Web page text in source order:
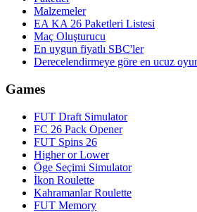
Malzemeler
EA KA 26 Paketleri Listesi
Maç Oluşturucu
En uygun fiyatlı SBC'ler
Derecelendirmeye göre en ucuz
Games
FUT Draft Simulator
FC 26 Pack Opener
FUT Spins 26
Higher or Lower
Öge Seçimi Simulator
İkon Roulette
Kahramanlar Roulette
FUT Memory